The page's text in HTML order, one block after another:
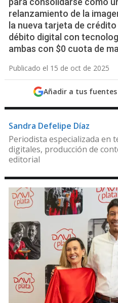
relanzamiento de la
la nueva tarjeta de
débito digital con
ambas con $0 cuota de
Publicado el 15 de oct de 2025
Añadir a tus
Sandra Defelipe Díaz
Periodista especializada en
digitales, producción de
editorial